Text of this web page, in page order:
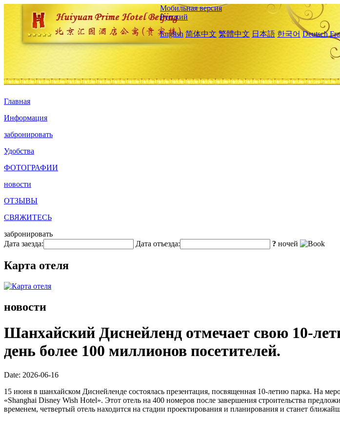
Мобильная версия
Русский
English 简体中文 繁體中文 日本語 한국어 Deutsch
Главная
Информация
забронировать
Удобства
ФОТОГРАФИИ
новости
ОТЗЫВЫ
СВЯЖИТЕСЬ
забронировать
Дата заезда:
Дата отъезда: ? ночей
Карта отеля
новости
Шанхайский Диснейленд отмечает свою 10-
день более 100 миллионов посетителей.
Date: 2026-06-16
15 июня в шанхайском Диснейленде состоялась презентация, посвященная 10-летию парка. На
«Shanghai Disney Wish Hotel». Этот отель на 400 номеров после завершения строительства
временем, четвертый отель находится на стадии проектирования и планирования и станет